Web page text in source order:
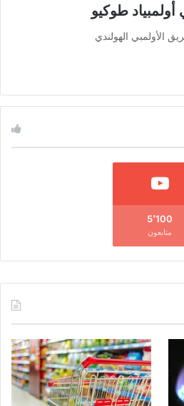
طوكيو
الأولمبي الهولندي
5٬100
متابعون